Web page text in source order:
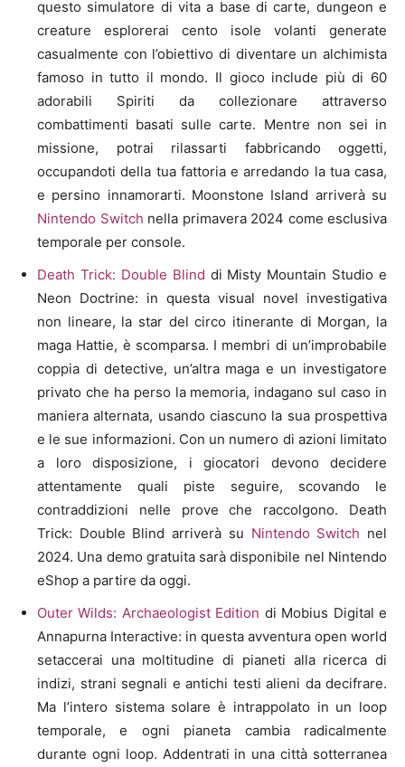
questo simulatore di vita a base di carte, dungeon e
creature esplorerai cento isole volanti generate
casualmente con l’obiettivo di diventare un alchimista
famoso in tutto il mondo. Il gioco include più di 60
adorabili Spiriti da collezionare attraverso
combattimenti basati sulle carte. Mentre non sei in
missione, potrai rilassarti fabbricando oggetti,
occupandoti della tua fattoria e arredando la tua casa,
e persino innamorarti. Moonstone Island arriverà su
Nintendo Switch nella primavera 2024 come esclusiva
temporale per console.
Death Trick: Double Blind di Misty Mountain Studio e
Neon Doctrine: in questa visual novel investigativa
non lineare, la star del circo itinerante di Morgan, la
maga Hattie, è scomparsa. I membri di un’improbabile
coppia di detective, un’altra maga e un investigatore
privato che ha perso la memoria, indagano sul caso in
maniera alternata, usando ciascuno la sua prospettiva
e le sue informazioni. Con un numero di azioni limitato
a loro disposizione, i giocatori devono decidere
attentamente quali piste seguire, scovando le
contraddizioni nelle prove che raccolgono. Death
Trick: Double Blind arriverà su Nintendo Switch nel
2024. Una demo gratuita sarà disponibile nel Nintendo
eShop a partire da oggi.
Outer Wilds: Archaeologist Edition di Mobius Digital e
Annapurna Interactive: in questa avventura open world
setaccerai una moltitudine di pianeti alla ricerca di
indizi, strani segnali e antichi testi alieni da decifrare.
Ma l’intero sistema solare è intrappolato in un loop
temporale, e ogni pianeta cambia radicalmente
durante ogni loop. Addentrati in una città sotterranea